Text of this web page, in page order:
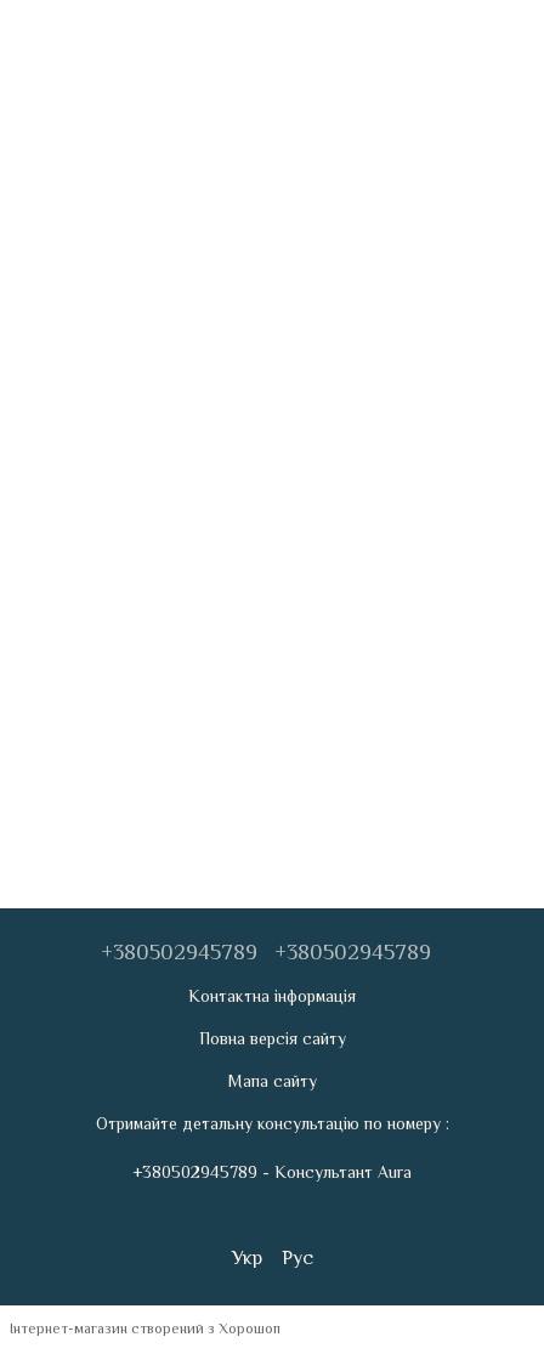
+380502945789 +380502945789
Контактна інформація
Повна версія сайту
Мапа сайту
Отримайте детальну консультацію по номеру :
+380502945789 - Консультант Aura
Укр Рус
Інтернет-магазин створений з Хорошоп